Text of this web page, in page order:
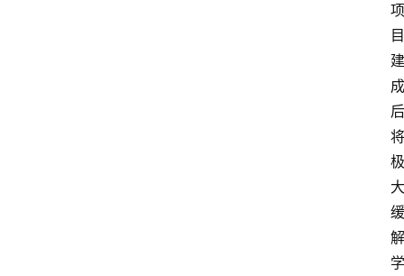
项
目
建
成
后
将
极
大
缓
解
学